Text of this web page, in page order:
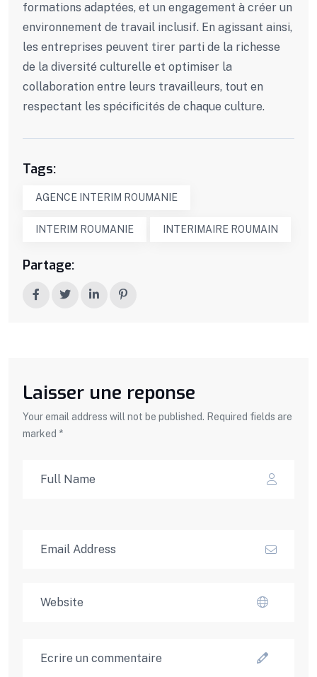
formations adaptées, et un engagement à créer un
environnement de travail inclusif. En agissant ainsi,
les entreprises peuvent tirer parti de la richesse
de la diversité culturelle et optimiser la
collaboration entre leurs travailleurs, tout en
respectant les spécificités de chaque culture.
Tags:
AGENCE INTERIM ROUMANIE
INTERIM ROUMANIE INTERIMAIRE ROUMAIN
Partage:
Laisser une reponse
Your email address will not be published. Required fields are
marked *